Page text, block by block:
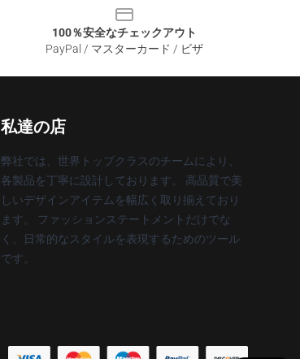
100％安全なチェックアウト
PayPal / マスターカード / ビザ
私達の店
弊社では、世界トップクラスのチームにより、
各製品を丁寧に設計しております。 高品質で美
しいデザインアイテムを幅広く取り揃えており
ます。 ファッションステートメントだけでな
く、日常的なスタイルを表現するためのツール
です。